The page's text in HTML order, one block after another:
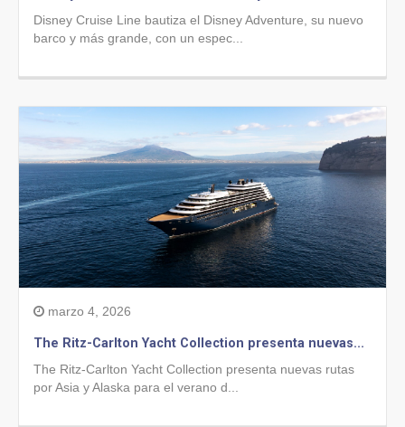
Disney Cruise Line bautiza el Disney Adventure, su nuevo
barco y más grande, con un espec...
marzo 4, 2026
The Ritz-Carlton Yacht Collection presenta nuevas...
The Ritz-Carlton Yacht Collection presenta nuevas rutas
por Asia y Alaska para el verano d...